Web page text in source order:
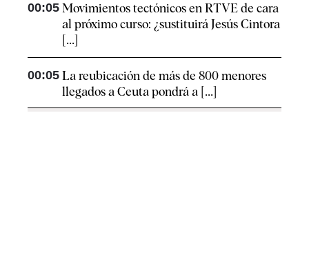
00:05 Movimientos tectónicos en RTVE de cara
al próximo curso: ¿sustituirá Jesús Cintora
[...]
00:05 La reubicación de más de 800 menores
llegados a Ceuta pondrá a [...]